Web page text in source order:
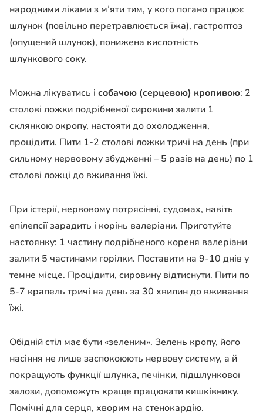
народними ліками з м’яти тим, у кого погано працює
шлунок (повільно перетравлюється їжа), гастроптоз
(опущений шлунок), понижена кислотність
шлункового соку.
Можна лікуватись і собачою (серцевою) кропивою: 2
столові ложки подрібненої сировини залити 1
склянкою окропу, настояти до охолодження,
процідити. Пити 1-2 столові ложки тричі на день (при
сильному нервовому збудженні – 5 разів на день) по 1
столові ложці до вживання їжі.
При істерії, нервовому потрясінні, судомах, навіть
епілепсії зарадить і корінь валеріани. Приготуйте
настоянку: 1 частину подрібненого кореня валеріани
залити 5 частинами горілки. Поставити на 9-10 днів у
темне місце. Процідити, сировину відтиснути. Пити по
5-7 крапель тричі на день за 30 хвилин до вживання
їжі.
Обідній стіл має бути «зеленим». Зелень кропу, його
насіння не лише заспокоюють нервову систему, а й
покращують функції шлунка, печінки, підшлункової
залози, допоможуть краще працювати кишківнику.
Помічні для серця, хворим на стенокардію.